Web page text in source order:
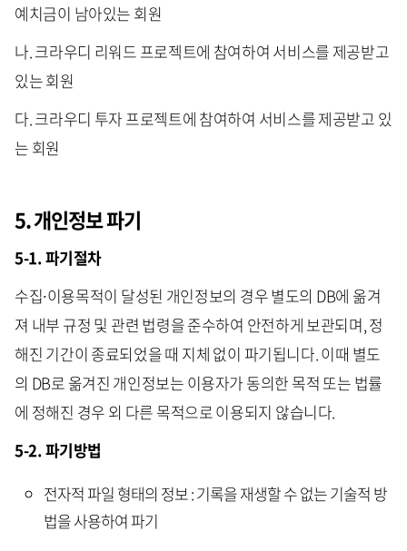
예치금이 남아있는 회원
나. 크라우디 리워드 프로젝트에 참여하여 서비스를 제공받고
있는 회원
다. 크라우디 투자 프로젝트에 참여하여 서비스를 제공받고 있
는 회원
5. 개인정보 파기
5-1. 파기절차
수집∙이용목적이 달성된 개인정보의 경우 별도의 DB에 옮겨
져 내부 규정 및 관련 법령을 준수하여 안전하게 보관되며, 정
해진 기간이 종료되었을 때 지체 없이 파기됩니다. 이때 별도
의 DB로 옮겨진 개인정보는 이용자가 동의한 목적 또는 법률
에 정해진 경우 외 다른 목적으로 이용되지 않습니다.
5-2. 파기방법
전자적 파일 형태의 정보 : 기록을 재생할 수 없는 기술적 방
법을 사용하여 파기